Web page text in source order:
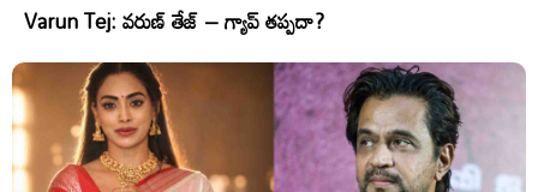
Varun Tej: వరుణ్ తేజ్ – గ్యాప్ తప్పదా?